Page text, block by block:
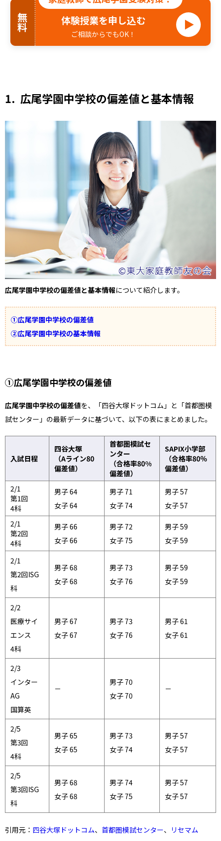
無料 体験授業を申し込む
ご相談からでもOK！
1. 広尾学園中学校の偏差値と基本情報
広尾学園中学校の偏差値と基本情報について紹介します。
①広尾学園中学校の偏差値
②広尾学園中学校の基本情報
①広尾学園中学校の偏差値
広尾学園中学校の偏差値を、「四谷大塚ドットコム」と「首都圏模
試センター」の最新データに基づいて、以下の表にまとめました。
入試日程
四谷大塚
（Aライン80
偏差値）
首都圏模試セ
ンター
（合格率80%
偏差値）
SAPIX小学部
（合格率80％
偏差値）
2/1
第1回
4科
男子 64
女子 64
男子 71
女子 74
男子 57
女子 57
2/1
第2回
4科
男子 66
女子 66
男子 72
女子 75
男子 59
女子 59
2/1
第2回ISG
4科
男子 68
女子 68
男子 73
女子 76
男子 59
女子 59
2/2
医療サイ
エンス
4科
男子 67
女子 67
男子 73
女子 76
男子 61
女子 61
2/3
インター
AG
国算英
－
男子 70
女子 70
－
2/5
第3回
4科
男子 65
女子 65
男子 73
女子 74
男子 57
女子 57
2/5
第3回ISG
4科
男子 68
女子 68
男子 74
女子 75
男子 57
女子 57
引用元： 四谷大塚ドットコム、 首都圏模試センター、 リセマム